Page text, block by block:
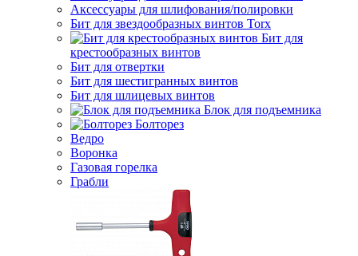
Аксессуары для шлифования/полировки
Бит для звездообразных винтов Torx
Бит для
крестообразных винтов
Бит для отвертки
Бит для шестигранных винтов
Бит для шлицевых винтов
Блок для подъемника
Болторез
Ведро
Воронка
Газовая горелка
Грабли